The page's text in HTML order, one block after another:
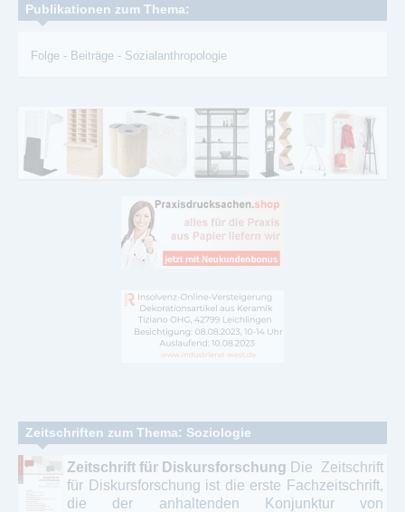
Publikationen zum Thema:
Folge - Beiträge - Sozialanthropologie
Zeitschriften zum Thema: Soziologie
Zeitschrift für Diskursforschung Die Zeitschrift
für Diskursforschung ist die erste Fachzeitschrift,
die der anhaltenden Konjunktur von